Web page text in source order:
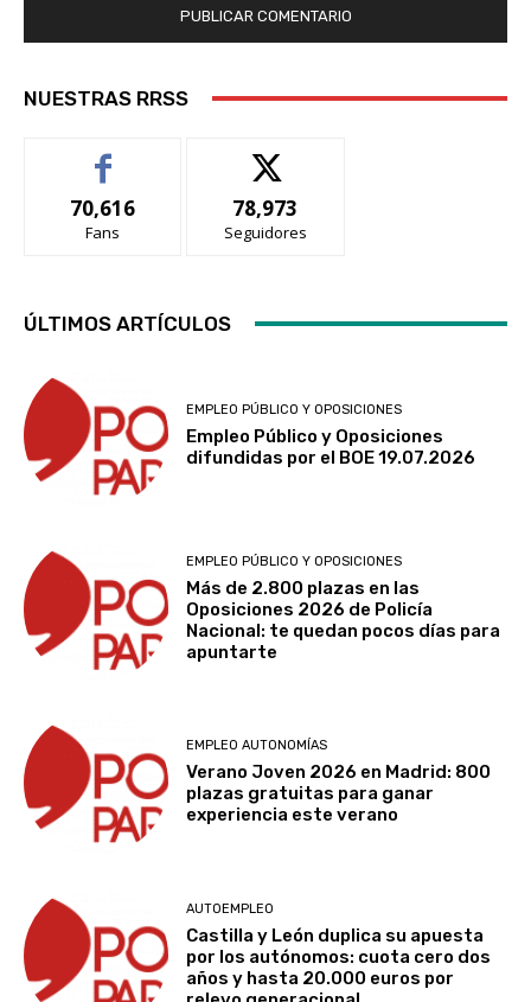
NUESTRAS RRSS
70,616
Fans
78,973
Seguidores
ÚLTIMOS ARTÍCULOS
EMPLEO PÚBLICO Y OPOSICIONES
Empleo Público y Oposiciones
difundidas por el BOE 19.07.2026
EMPLEO PÚBLICO Y OPOSICIONES
Más de 2.800 plazas en las
Oposiciones 2026 de Policía
Nacional: te quedan pocos días para
apuntarte
EMPLEO AUTONOMÍAS
Verano Joven 2026 en Madrid: 800
plazas gratuitas para ganar
experiencia este verano
AUTOEMPLEO
Castilla y León duplica su apuesta
por los autónomos: cuota cero dos
años y hasta 20.000 euros por